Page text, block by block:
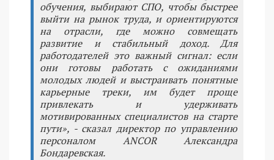
обучения, выбирают СПО, чтобы быстрее
выйти на рынок труда, и ориентируются
на отрасли, где можно совмещать
развитие и стабильный доход. Для
работодателей это важный сигнал: если
они готовы работать с ожиданиями
молодых людей и выстраивать понятные
карьерные треки, им будет проще
привлекать и удерживать
мотивированных специалистов на старте
пути», - сказал директор по управлению
персоналом ANCOR Александра
Бондаревская.